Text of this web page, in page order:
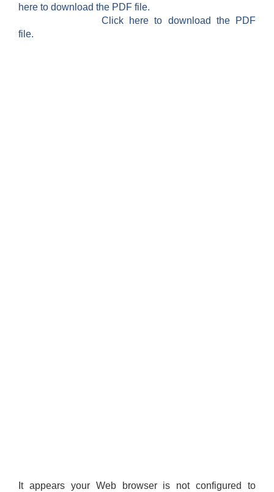
here to download the PDF file.
Click here to download the PDF
file.
It appears your Web browser is not configured to